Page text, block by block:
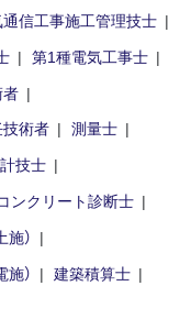
信工事施工管理技士
第1種電気工事士
術者
測量士
技士
ンクリート診断士
）
） 建築積算士